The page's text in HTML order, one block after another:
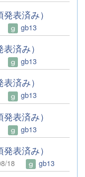
表済み）
gb13
済み）
gb13
済み）
gb13
表済み）
gb13
表済み）
18 gb13